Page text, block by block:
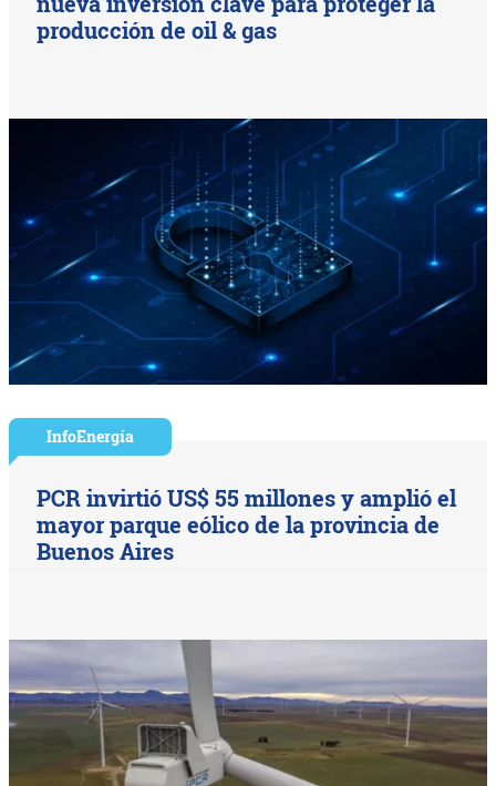
producción de oil & gas
InfoEnergía
PCR invirtió US$ 55 millones y amplió el
mayor parque eólico de la provincia de
Buenos Aires